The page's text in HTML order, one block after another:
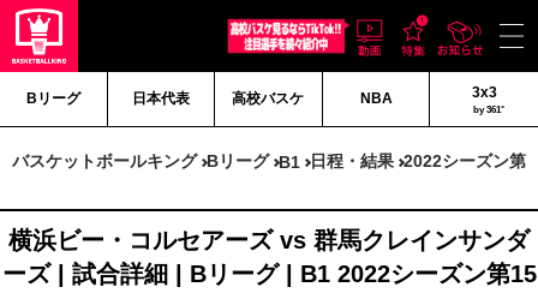
Bリーグ 日本代表 高校バスケ NBA 3x3
by 361°
バスケットボールキング Bリーグ B1 日程・結果 2022シーズン第
横浜ビー・コルセアーズ vs 群馬クレインサンダ
ーズ | 試合詳細 | Bリーグ | B1 2022シーズン第15